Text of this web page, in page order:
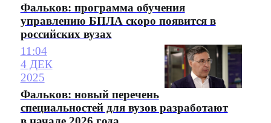
Фальков: программа обучения
управлению БПЛА скоро появится в
российских вузах
11:04
4 ДЕК
2025
Фальков: новый перечень
специальностей для вузов разработают